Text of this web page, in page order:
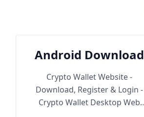
Android Download
Crypto Wallet Website -
Download, Register & Login -
Crypto Wallet Desktop Web